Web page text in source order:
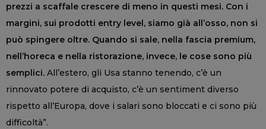
prezzi a scaffale crescere di meno in questi mesi. Con i
margini, sui prodotti entry level, siamo già all’osso, non si
può spingere oltre. Quando si sale, nella fascia premium,
nell’horeca e nella ristorazione, invece, le cose sono più
semplici. All’estero, gli Usa stanno tenendo, c’è un
rinnovato potere di acquisto, c’è un sentiment diverso
rispetto all’Europa, dove i salari sono bloccati e ci sono più
difficoltà”.